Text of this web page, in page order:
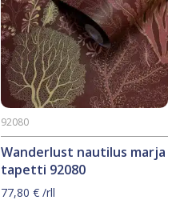
Wanderlust nautilus marja
tapetti 92080
92080
77,80 € /rll